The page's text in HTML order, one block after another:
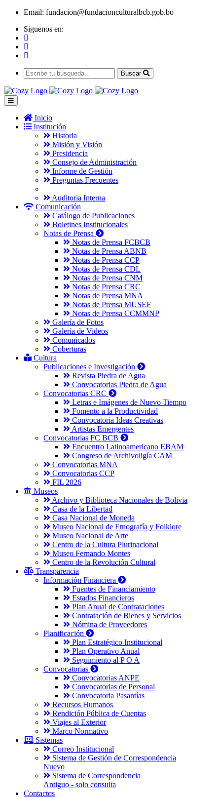
Email: fundacion@fundacionculturalbcb.gob.bo
Siguenos en:
Buscar
Inicio
Institución
Historia
Misión y Visión
Presidencia
Consejo de Administración
Informe de Gestión
Preguntas Frecuentes
Auditoria Interna
Comunicación
Catálogo de Publicaciones
Boletines Institucionales
Notas de Prensa
Notas de Prensa FCBCB
Notas de Prensa ABNB
Notas de Prensa CCP
Notas de Prensa CDL
Notas de Prensa CNM
Notas de Prensa CRC
Notas de Prensa MNA
Notas de Prensa MUSEF
Notas de Prensa CCMMNP
Galería de Fotos
Galería de Videos
Comunicados
Coberturas
Cultura
Publicaciones e Investigación
Revista Piedra de Agua
Convocatorias Piedra de Agua
Convocatorias CRC
Letras e Imágenes de Nuevo Tiempo
Fomento a la Productividad
Convocatoria Ideas Creativas
Artistas Emergentes
Convocatorias FC BCB
Encuentro Latinoamericano EBAM
Congreso de Archivoligía CAM
Convocatorias MNA
Convocatorias CCP
FIL 2026
Museos
Archivo y Biblioteca Nacionales de Bolivia
Casa de la Libertad
Casa Nacional de Moneda
Museo Nacional de Etnografía y Folklore
Museo Nacional de Arte
Centro de la Cultura Plurinacional
Museo Fernando Montes
Centro de la Revolución Cultural
Transparencia
Información Financiera
Fuentes de Financiamiento
Estados Financieros
Plan Anual de Contrataciones
Contratación de Bienes y Servicios
Nómina de Proveedores
Planificación
Plan Estratégico Institucional
Plan Operativo Anual
Seguimiento al P O A
Convocatorias
Convocatorias ANPE
Convocatorias de Personal
Convocatoria Pasantías
Recursos Humanos
Rendición Pública de Cuentas
Viajes al Exterior
Marco Normativo
Sistemas
Correo Institucional
Sistema de Gestión de Correspondencia
Nuevo
Sistema de Correspondencia
Antiguo - solo consulta
Contactos